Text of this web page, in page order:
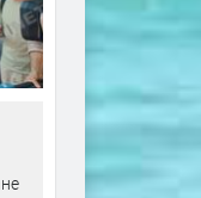
ход на делото
на млада
отпуск на